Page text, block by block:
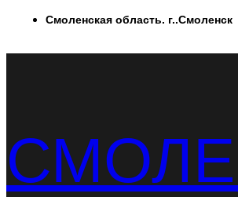
ПерейтиСмоленская область. г..Смоленск